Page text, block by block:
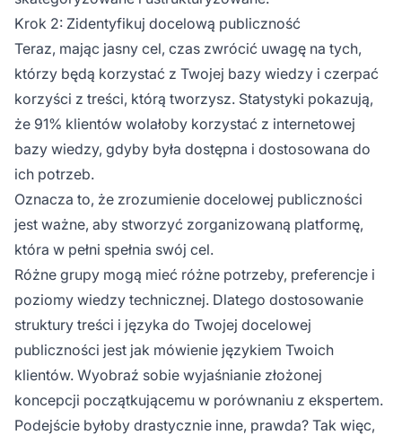
Krok 2: Zidentyfikuj docelową publiczność
Teraz, mając jasny cel, czas zwrócić uwagę na tych,
którzy będą korzystać z Twojej bazy wiedzy i czerpać
korzyści z treści, którą tworzysz. Statystyki pokazują,
że 91% klientów wolałoby korzystać z internetowej
bazy wiedzy, gdyby była dostępna i dostosowana do
ich potrzeb.
Oznacza to, że zrozumienie docelowej publiczności
jest ważne, aby stworzyć zorganizowaną platformę,
która w pełni spełnia swój cel.
Różne grupy mogą mieć różne potrzeby, preferencje i
poziomy wiedzy technicznej. Dlatego dostosowanie
struktury treści i języka do Twojej docelowej
publiczności jest jak mówienie językiem Twoich
klientów. Wyobraź sobie wyjaśnianie złożonej
koncepcji początkującemu w porównaniu z ekspertem.
Podejście byłoby drastycznie inne, prawda? Tak więc,